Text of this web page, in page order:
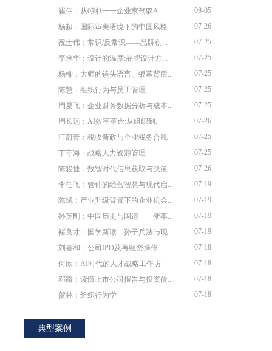
崔伟：从0到1一一企业家驾驭A...
09-05
杨超：国际审美语境下的中国风格...
07-26
祝士伟：常识/反常识——品牌创...
07-25
李承华：设计的温度:品牌设计方...
07-25
杨柳：大师的镜头语言、银幕背后...
07-25
陈慧：组织行为与员工管理
07-25
周夏飞：企业财务数据分析与成本...
07-25
周长远：AI效率革命:从组织到...
07-26
汪蔚青：税收新政与企业税务合规
07-25
丁守海：战略人力资源管理
07-25
陈骏捷：数智时代信息获取与决策...
07-26
李任飞：管仲的经营智慧与现代启...
07-19
陈斌：产业升级背景下的企业机会...
07-19
孙英刚：中国历史与国运——变革...
07-19
褚良才：国学新读—孙子兵法与现...
07-19
刘喜和：公司IPO及再融资操作...
07-18
何欣：AI时代的人才战略工作坊
07-18
邓路：读懂上市公司报告与投资价...
07-18
贺林：组织行为学
07-18
典型案例